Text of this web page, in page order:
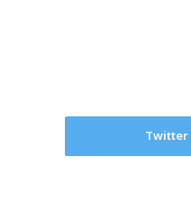
Twitter